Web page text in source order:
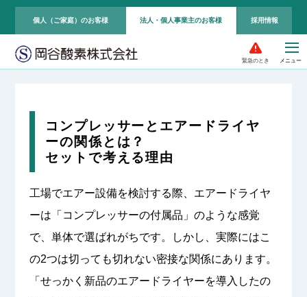
個人（ご家庭）のお客様 法人・個人事業主のお客様 採用情報
緊急のとき
コンプレッサーとエアードライヤ
ーの関係とは？
セットで考える理由
工場でエアー設備を検討する際、エアードライヤ
ーは「コンプレッサーの付属品」のような感覚
で、単体で選ばれがちです。しかし、実際にはこ
の2つは切っても切れない密接な関係にあります。
「せっかく新品のエアードライヤーを導入したの